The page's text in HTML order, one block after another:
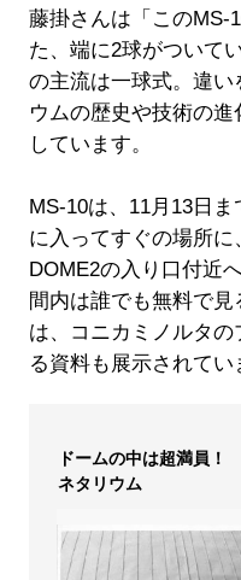
藤掛さんは「このMS-
た、端に2球がついて
の主流は一球式。違い
ウムの歴史や技術の
しています。
MS-10は、11月13日
に入ってすぐの場所
DOME2の入り口付近
間内は誰でも無料で
は、コニカミノルタ
る資料も展示されてい
ドームの中は超満員
ネタリウム